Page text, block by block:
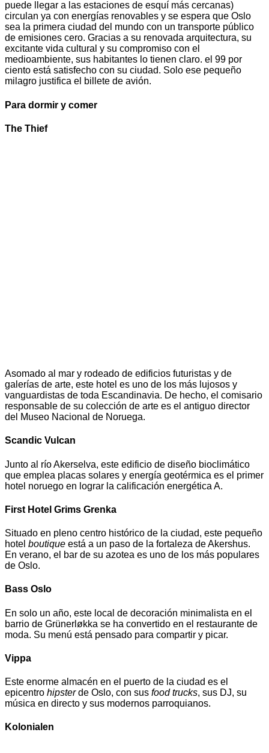
puede llegar a las estaciones de esquí más cercanas)
circulan ya con energías renovables y se espera que Oslo
sea la primera ciudad del mundo con un transporte público
de emisiones cero. Gracias a su renovada arquitectura, su
excitante vida cultural y su compromiso con el
medioambiente, sus habitantes lo tienen claro. el 99 por
ciento está satisfecho con su ciudad. Solo ese pequeño
milagro justifica el billete de avión.
Para dormir y comer
The Thief
Asomado al mar y rodeado de edificios futuristas y de
galerías de arte, este hotel es uno de los más lujosos y
vanguardistas de toda Escandinavia. De hecho, el comisario
responsable de su colección de arte es el antiguo director
del Museo Nacional de Noruega.
Scandic Vulcan
Junto al río Akerselva, este edificio de diseño bioclimático
que emplea placas solares y energía geotérmica es el primer
hotel noruego en lograr la calificación energética A.
First Hotel Grims Grenka
Situado en pleno centro histórico de la ciudad, este pequeño
hotel boutique está a un paso de la fortaleza de Akershus.
En verano, el bar de su azotea es uno de los más populares
de Oslo.
Bass Oslo
En solo un año, este local de decoración minimalista en el
barrio de Grünerløkka se ha convertido en el restaurante de
moda. Su menú está pensado para compartir y picar.
Vippa
Este enorme almacén en el puerto de la ciudad es el
epicentro hipsterde Oslo, con sus food trucks, sus DJ, su
música en directo y sus modernos parroquianos.
Kolonialen